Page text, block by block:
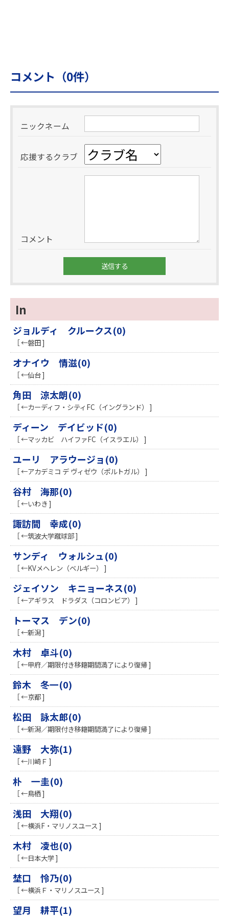
コメント（0件）
ニックネーム
応援するクラブ
コメント
In
ジョルディ クルークス(0)
［ ←磐田 ]
オナイウ 情滋(0)
［ ←仙台 ]
角田 涼太朗(0)
［ ←カーディフ・シティFC（イングランド） ]
ディーン デイビッド(0)
［ ←マッカビ ハイファFC（イスラエル） ]
ユーリ アラウージョ(0)
［ ←アカデミコ デ ヴィゼウ（ポルトガル） ]
谷村 海那(0)
［ ←いわき ]
諏訪間 幸成(0)
［ ←筑波大学蹴球部 ]
サンディ ウォルシュ(0)
［ ←KVメヘレン（ベルギー） ]
ジェイソン キニョーネス(0)
［ ←アギラス ドラダス（コロンビア） ]
トーマス デン(0)
［ ←新潟 ]
木村 卓斗(0)
［ ←甲府／期限付き移籍期間満了により復帰 ]
鈴木 冬一(0)
［ ←京都 ]
松田 詠太郎(0)
［ ←新潟／期限付き移籍期間満了により復帰 ]
遠野 大弥(1)
［ ←川崎Ｆ ]
朴 一圭(0)
［ ←鳥栖 ]
浅田 大翔(0)
［ ←横浜F・マリノスユース ]
木村 凌也(0)
［ ←日本大学 ]
埜口 怜乃(0)
［ ←横浜Ｆ・マリノスユース ]
望月 耕平(1)